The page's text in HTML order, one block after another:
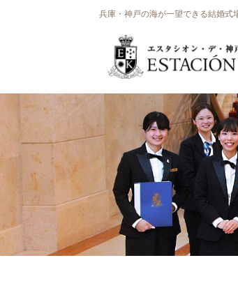
兵庫・神戸の海が一望できる結婚式